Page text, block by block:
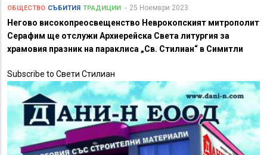
ОБЩЕСТВО СЪБИТИЯ ТРАДИЦИИ 25 Ноември 2023
Негово високопреосвещенство Неврокопският митрополит
Серафим ще отслужи Архиерейска Света литургия за
храмовия празник на параклиса „Св. Стилиан“ в Симитли
Subscribe to Свети Стилиан